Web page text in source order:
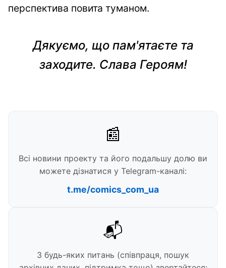
перспектива повита туманом.
Дякуємо, що пам'ятаєте та
заходите. Слава Героям!
📰
Всі новини проекту та його подальшу долю ви
можете дізнатися у Telegram-каналі:
t.me/comics_com_ua
📬
З будь-яких питань (співпраця, пошук